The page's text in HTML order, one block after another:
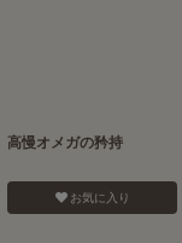
高慢オメガの矜持
お気に入り